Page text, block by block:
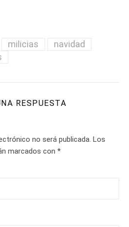
milicias
navidad
RESPUESTA
no será publicada. Los
marcados con *